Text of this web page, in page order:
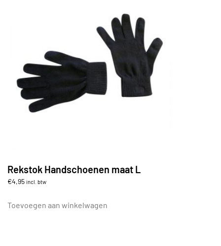
Rekstok Handschoenen maat L
€4,95 incl. btw
Toevoegen aan winkelwagen